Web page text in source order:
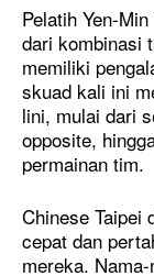
Pelatih Yen-
dari kombinasi
memiliki
skuad kali ini
lini, mulai dari
opposite,
permainan tim.
Chinese Taipei
cepat dan
mereka.